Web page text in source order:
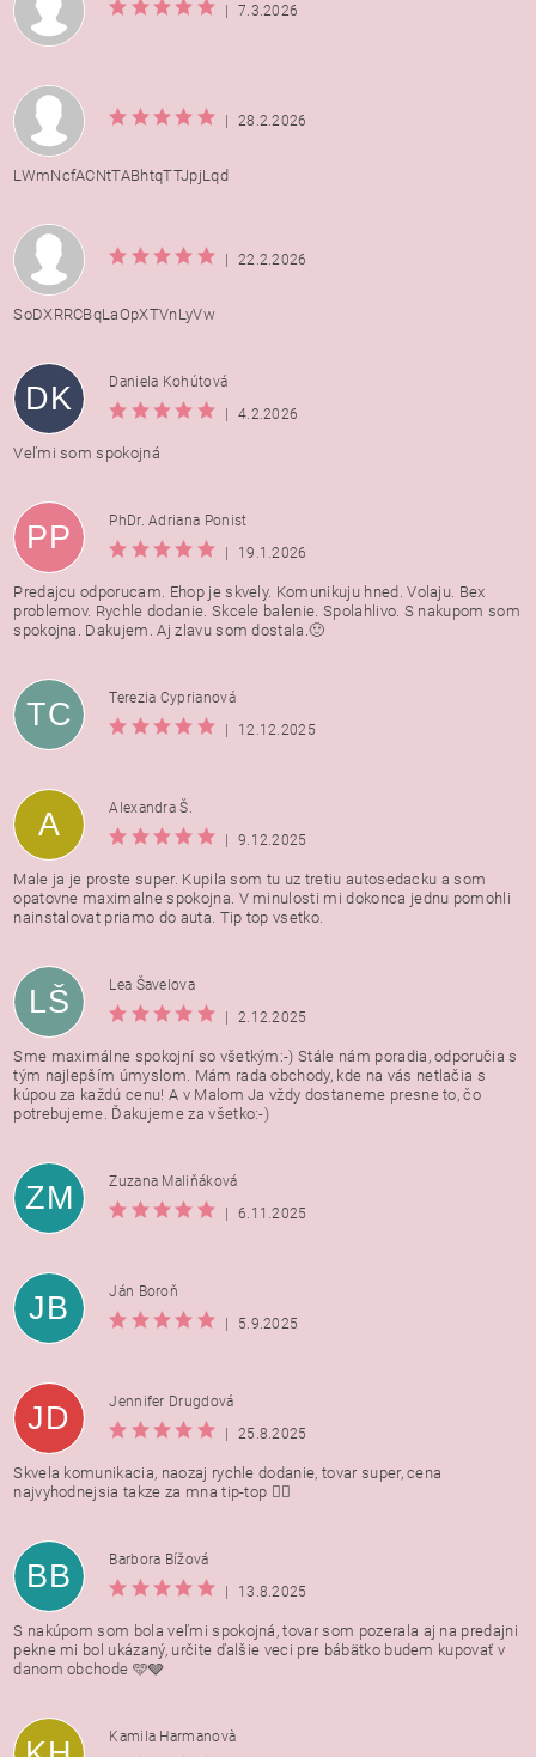
| 7.3.2026
| 28.2.2026
LWmNcfACNtTABhtqTTJpjLqd
| 22.2.2026
SoDXRRCBqLaOpXTVnLyVw
DK
Daniela Kohútová
|
4.2.2026
Veľmi som spokojná
PP
PhDr. Adriana Ponist
|
19.1.2026
Predajcu odporucam. Ehop je skvely. Komunikuju hned. Volaju. Bex
problemov. Rychle dodanie. Skcele balenie. Spolahlivo. S nakupom som
spokojna. Dakujem. Aj zlavu som dostala.🙂
TC
Terezia Cyprianová
|
12.12.2025
A
Alexandra Š.
|
9.12.2025
Male ja je proste super. Kupila som tu uz tretiu autosedacku a som
opatovne maximalne spokojna. V minulosti mi dokonca jednu pomohli
nainstalovat priamo do auta. Tip top vsetko.
LŠ
Lea Šavelova
|
2.12.2025
Sme maximálne spokojní so všetkým:-) Stále nám poradia, odporučia s
tým najlepším úmyslom. Mám rada obchody, kde na vás netlačia s
kúpou za každú cenu! A v Malom Ja vždy dostaneme presne to, čo
potrebujeme. Ďakujeme za všetko:-)
ZM
Zuzana Maliňáková
|
6.11.2025
JB
Ján Boroň
|
5.9.2025
JD
Jennifer Drugdová
|
25.8.2025
Skvela komunikacia, naozaj rychle dodanie, tovar super, cena
najvyhodnejsia takze za mna tip-top 👍🏻
BB
Barbora Bížová
|
13.8.2025
S nakúpom som bola veľmi spokojná, tovar som pozerala aj na predajni
pekne mi bol ukázaný, určite ďalšie veci pre bábätko budem kupovať v
danom obchode 🩵🩶
Kamila Harmanovà